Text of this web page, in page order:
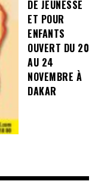
DE JEUNESSE
ET POUR
ENFANTS
OUVERT DU 20
AU 24
NOVEMBRE À
DAKAR